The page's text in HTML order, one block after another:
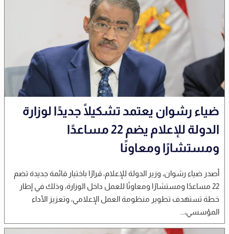
ضياء رشوان يعتمد تشكيلًا جديدًا لوزارة
الدولة للإعلام يضم 22 مساعدًا
ومستشارًا ومعاونًا
أصدر ضياء رشوان، وزير الدولة للإعلام، قرارًا باختيار قائمة جديدة تضم
22 مساعدًا ومستشارًا ومعاونًا للعمل داخل الوزارة، وذلك في إطار
خطة تستهدف تطوير منظومة العمل الإعلامي، وتعزيز الأداء
المؤسسي،...